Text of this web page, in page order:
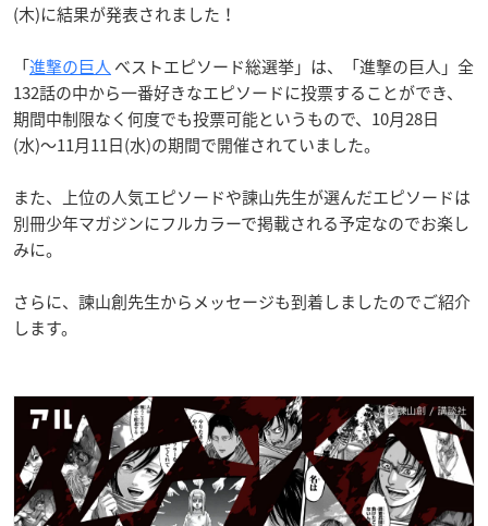
(木)に結果が発表されました！
「進撃の巨人 べストエピソード総選挙」は、「進撃の巨人」全
132話の中から一番好きなエピソードに投票することができ、
期間中制限なく何度でも投票可能というもので、10月28日
(水)〜11月11日(水)の期間で開催されていました。
また、上位の人気エピソードや諫山先生が選んだエピソードは
別冊少年マガジンにフルカラーで掲載される予定なのでお楽し
みに。
さらに、諫山創先生からメッセージも到着しましたのでご紹介
します。